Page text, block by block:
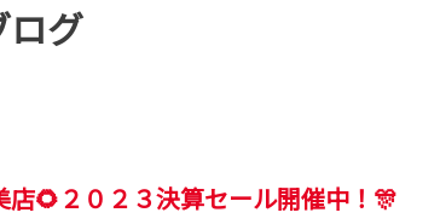
ログ
店🌻２０２３決算セール開催中！🎊